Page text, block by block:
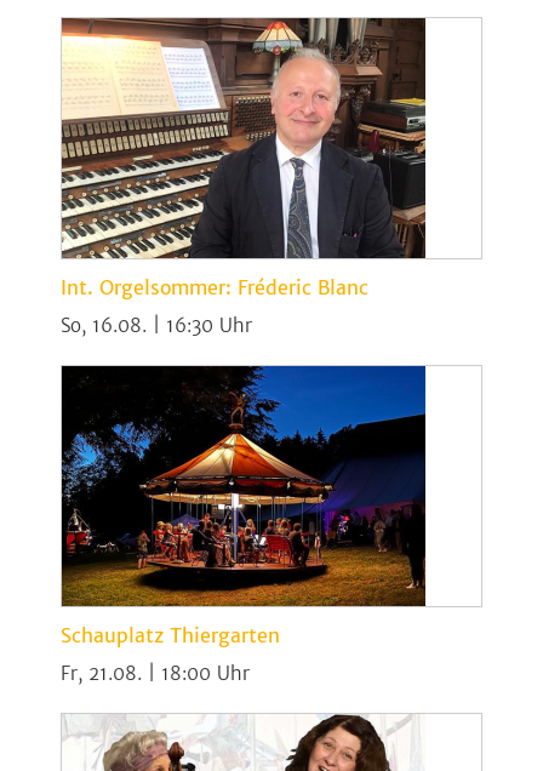
Int. Orgelsommer: Fréderic Blanc
So, 16.08. | 16:30
Schauplatz Thiergarten
Fr, 21.08. | 18:00